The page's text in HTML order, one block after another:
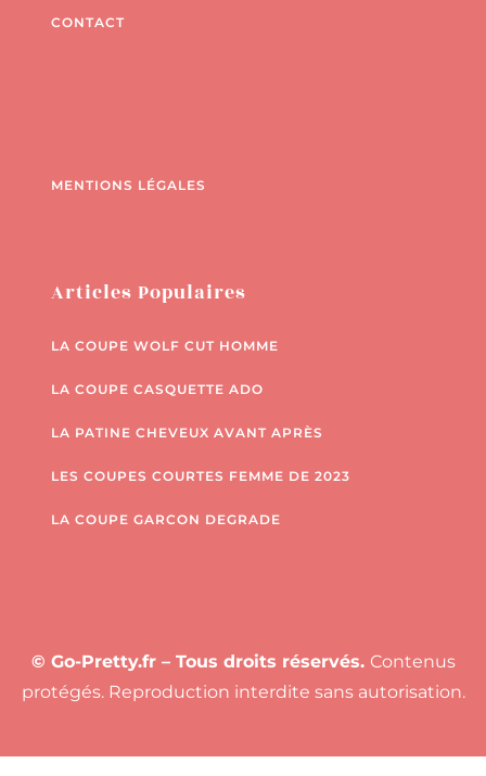
CONTACT
MENTIONS LÉGALES
Articles Populaires
LA COUPE WOLF CUT HOMME
LA COUPE CASQUETTE ADO
LA PATINE CHEVEUX AVANT APRÈS
LES COUPES COURTES FEMME DE 2023
LA COUPE GARCON DEGRADE
© Go-Pretty.fr – Tous droits réservés. Contenus
protégés. Reproduction interdite sans autorisation.